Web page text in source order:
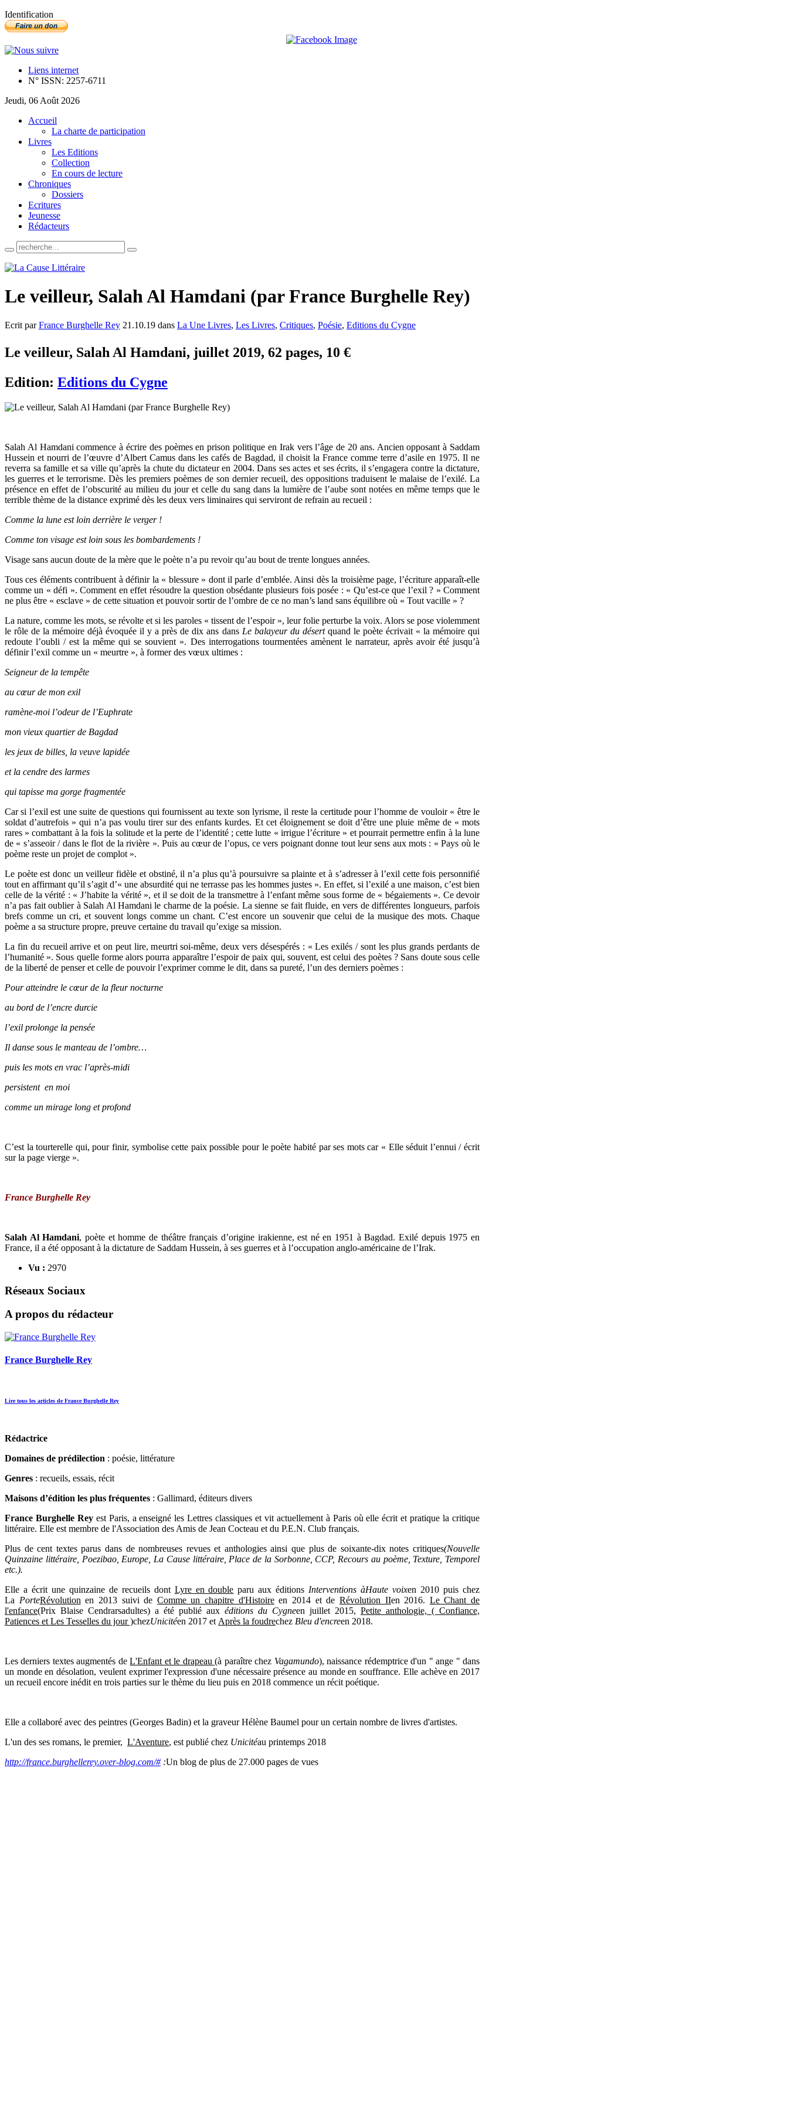
Identification
Liens internet
N° ISSN: 2257-6711
Jeudi, 06 Août 2026
Accueil
La charte de participation
Livres
Les Editions
Collection
En cours de lecture
Chroniques
Dossiers
Ecritures
Jeunesse
Rédacteurs
Le veilleur, Salah Al Hamdani (par France Burghelle Rey)
Ecrit parFrance Burghelle Rey 21.10.19 dans La Une Livres, Les Livres, Critiques, Poésie, Editions du Cygne
Le veilleur, Salah Al Hamdani, juillet 2019, 62 pages, 10 €
Edition: Editions du Cygne
Salah Al Hamdani commence à écrire des poèmes en prison politique en Irak vers l’âge de 20 ans. Ancien opposant à Saddam
Hussein et nourri de l’œuvre d’Albert Camus dans les cafés de Bagdad, il choisit la France comme terre d’asile en 1975. Il ne
reverra sa famille et sa ville qu’après la chute du dictateur en 2004. Dans ses actes et ses écrits, il s’engagera contre la dictature,
les guerres et le terrorisme. Dès les premiers poèmes de son dernier recueil, des oppositions traduisent le malaise de l’exilé. La
présence en effet de l’obscurité au milieu du jour et celle du sang dans la lumière de l’aube sont notées en même temps que le
terrible thème de la distance exprimé dès les deux vers liminaires qui serviront de refrain au recueil :
Comme la lune est loin derrière le verger !
Comme ton visage est loin sous les bombardements !
Visage sans aucun doute de la mère que le poète n’a pu revoir qu’au bout de trente longues années.
Tous ces éléments contribuent à définir la « blessure » dont il parle d’emblée. Ainsi dès la troisième page, l’écriture apparaît-elle
comme un « défi ». Comment en effet résoudre la question obsédante plusieurs fois posée : « Qu’est-ce que l’exil ? » Comment
ne plus être « esclave » de cette situation et pouvoir sortir de l’ombre de ce no man’s land sans équilibre où « Tout vacille » ?
La nature, comme les mots, se révolte et si les paroles « tissent de l’espoir », leur folie perturbe la voix. Alors se pose violemment
le rôle de la mémoire déjà évoquée il y a près de dix ans dans Le balayeur du désertquand le poète écrivait « la mémoire qui
redoute l’oubli / est la même qui se souvient ». Des interrogations tourmentées amènent le narrateur, après avoir été jusqu’à
définir l’exil comme un « meurtre », à former des vœux ultimes :
Seigneur de la tempête
au cœur de mon exil
ramène-moi l’odeur de l’Euphrate
mon vieux quartier de Bagdad
les jeux de billes, la veuve lapidée
et la cendre des larmes
qui tapisse ma gorge fragmentée
Car si l’exil est une suite de questions qui fournissent au texte son lyrisme, il reste la certitude pour l’homme de vouloir « être le
soldat d’autrefois » qui n’a pas voulu tirer sur des enfants kurdes. Et cet éloignement se doit d’être une pluie même de « mots
rares » combattant à la fois la solitude et la perte de l’identité ; cette lutte « irrigue l’écriture » et pourrait permettre enfin à la lune
de « s’asseoir / dans le flot de la rivière ». Puis au cœur de l’opus, ce vers poignant donne tout leur sens aux mots : « Pays où le
poème reste un projet de complot ».
Le poète est donc un veilleur fidèle et obstiné, il n’a plus qu’à poursuivre sa plainte et à s’adresser à l’exil cette fois personnifié
tout en affirmant qu’il s’agit d’« une absurdité qui ne terrasse pas les hommes justes ». En effet, si l’exilé a une maison, c’est bien
celle de la vérité : « J’habite la vérité », et il se doit de la transmettre à l’enfant même sous forme de « bégaiements ». Ce devoir
n’a pas fait oublier à Salah Al Hamdani le charme de la poésie. La sienne se fait fluide, en vers de différentes longueurs, parfois
brefs comme un cri, et souvent longs comme un chant. C’est encore un souvenir que celui de la musique des mots. Chaque
poème a sa structure propre, preuve certaine du travail qu’exige sa mission.
La fin du recueil arrive et on peut lire, meurtri soi-même, deux vers désespérés : « Les exilés / sont les plus grands perdants de
l’humanité ». Sous quelle forme alors pourra apparaître l’espoir de paix qui, souvent, est celui des poètes ? Sans doute sous celle
de la liberté de penser et celle de pouvoir l’exprimer comme le dit, dans sa pureté, l’un des derniers poèmes :
Pour atteindre le cœur de la fleur nocturne
au bord de l’encre durcie
l’exil prolonge la pensée
Il danse sous le manteau de l’ombre…
puis les mots en vrac l’après-midi
persistent en moi
comme un mirage long et profond
C’est la tourterelle qui, pour finir, symbolise cette paix possible pour le poète habité par ses mots car « Elle séduit l’ennui / écrit
sur la page vierge ».
France Burghelle Rey
Salah Al Hamdani, poète et homme de théâtre français d’origine irakienne, est né en 1951 à Bagdad. Exilé depuis 1975 en
France, il a été opposant à la dictature de Saddam Hussein, à ses guerres et à l’occupation anglo-américaine de l’Irak.
Vu : 2970
Réseaux Sociaux
A propos du rédacteur
France Burghelle Rey
Lire tous les articles de France Burghelle Rey
Rédactrice
Domaines de prédilection : poésie, littérature
Genres : recueils, essais, récit
Maisons d’édition les plus fréquentes : Gallimard, éditeurs divers
France Burghelle Reyest Paris, a enseigné les Lettres classiques et vit actuellement à Paris où elle écrit et pratique la critique
littéraire. Elle est membre de l'Association des Amis de Jean Cocteau et du P.E.N. Club français.
Plus de cent textes parus dans de nombreuses revues et anthologies ainsi que plus de soixante-dix notes critiques(Nouvelle
Quinzaine littéraire, Poezibao, Europe, La Cause littéraire, Place de la Sorbonne, CCP, Recours au poème, Texture, Temporel
etc.).
Elle a écrit une quinzaine de recueils dont Lyre en double paru aux éditionsInterventions àHaute voixen 2010 puis chez
La PorteRévolution en 2013 suivi de Comme un chapitre d'Histoire en 2014 et de Révolution IIen 2016. Le Chant de
l'enfance(Prix Blaise Cendrarsadultes) a été publié aux éditions du Cygneen juillet 2015, Petite anthologie, ( Confiance,
Patiences et Les Tesselles du jour )chezUnicitéen 2017 etAprès la foudrechez Bleu d'encreen 2018.
Les derniers textes augmentés deL'Enfant et le drapeau(à paraître chez Vagamundo), naissance rédemptrice d'un " ange " dans
un monde en désolation, veulent exprimer l'expression d'une nécessaire présence au monde en souffrance. Elle achève en 2017
un recueil encore inédit en trois parties sur le thème du lieu puis en 2018 commence un récit poétique.
Elle a collaboré avec des peintres (Georges Badin) et la graveur Hélène Baumel pour un certain nombre de livres d'artistes.
L'un des ses romans, le premier, L'Aventure, est publié chez Unicitéau printemps 2018
http://france.burghellerey.over-blog.com/#:Un blog de plus de 27.000 pages de vues